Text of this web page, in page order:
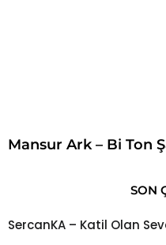
Mansur Ark – Bi Ton
SON
SercanKA – Katil Olan